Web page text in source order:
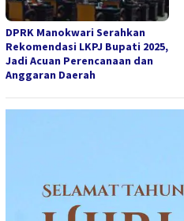
DPRK Manokwari Serahkan
Rekomendasi LKPJ Bupati 2025,
Jadi Acuan Perencanaan dan
Anggaran Daerah